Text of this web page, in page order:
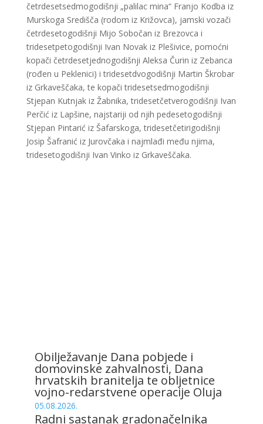
četrdesetsedmogodišnji „palilac mina“ Franjo Kodba iz
Murskoga Središča (rodom iz Križovca), jamski vozači
četrdesetogodišnji Mijo Sobočan iz Brezovca i
tridesetpetogodišnji Ivan Novak iz Plešivice, pomoćni
kopači četrdesetjednogodišnji Aleksa Čurin iz Zebanca
(rođen u Peklenici) i tridesetdvogodišnji Martin Škrobar
iz Grkaveščaka, te kopači tridesetsedmogodišnji
Stjepan Kutnjak iz Žabnika, tridesetčetverogodišnji Ivan
Perčić iz Lapšine, najstariji od njih pedesetogodišnji
Stjepan Pintarić iz Šafarskoga, tridesetčetirigodišnji
Josip Šafranić iz Jurovčaka i najmlađi među njima,
tridesetogodišnji Ivan Vinko iz Grkaveščaka.
Obilježavanje Dana pobjede i
domovinske zahvalnosti, Dana
hrvatskih branitelja te obljetnice
vojno-redarstvene operacije Oluja
05.08.2026.
Radni sastanak gradonačelnika